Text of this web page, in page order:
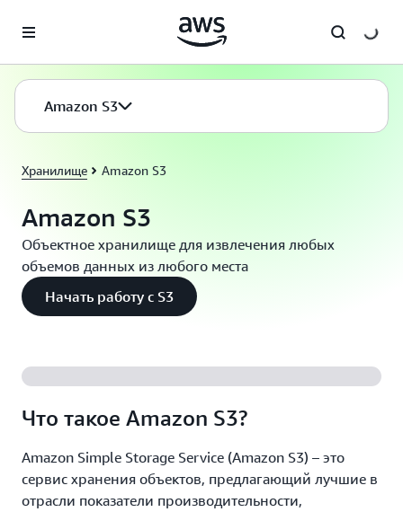
Перейти к главному контенту
Amazon S3
Хранилище Amazon S3
Amazon S3
Объектное хранилище для извлечения любых
объемов данных из любого места
Начать работу с S3
Что такое Amazon S3?
Amazon Simple Storage Service (Amazon S3) – это
сервис хранения объектов, предлагающий лучшие в
отрасли показатели производительности,